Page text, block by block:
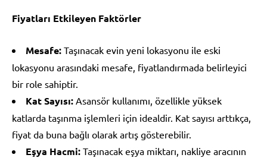
Fiyatları Etkileyen Faktörler
Mesafe: Taşınacak evin yeni lokasyonu ile eski
lokasyonu arasındaki mesafe, fiyatlandırmada belirleyici
bir role sahiptir.
Kat Sayısı: Asansör kullanımı, özellikle yüksek
katlarda taşınma işlemleri için idealdir. Kat sayısı arttıkça,
fiyat da buna bağlı olarak artış gösterebilir.
Eşya Hacmi: Taşınacak eşya miktarı, nakliye aracının